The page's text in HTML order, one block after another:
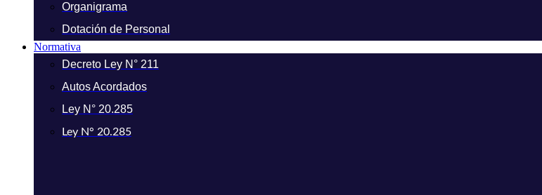
Organigrama
Dotación de Personal
Normativa
Decreto Ley N° 211
Autos Acordados
Ley N° 20.285
Ley N° 20.285